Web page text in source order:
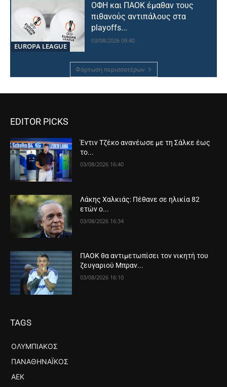
EUROPA LEAGUE
ΟΦΗ και ΠΑΟΚ έμαθαν τους
πιθανούς αντιπάλους στα
playoffs...
03/08/2026 09:40
Φόρτωση περισσοτέρων
EDITOR PICKS
Έντιν Τζέκο ανανέωσε με τη Σάλκε έως
το...
03/08/2026 16:40
Λάκης Χαλκιάς: Πέθανε σε ηλικία 82
ετών ο...
03/08/2026 16:34
ΠΑΟΚ θα αντιμετωπίσει τον νικητή του
ζευγαριού Μπραν...
03/08/2026 16:10
TAGS
ΟΛΥΜΠΙΑΚΌΣ
ΠΑΝΑΘΗΝΑΪΚΌΣ
ΑΕΚ